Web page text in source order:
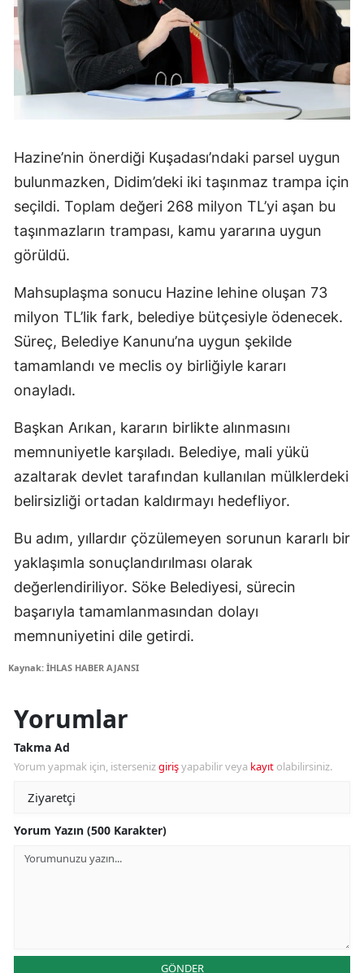
Hazine’nin önerdiği Kuşadası’ndaki parsel uygun
bulunmazken, Didim’deki iki taşınmaz trampa için
seçildi. Toplam değeri 268 milyon TL’yi aşan bu
taşınmazların trampası, kamu yararına uygun
görüldü.
Mahsuplaşma sonucu Hazine lehine oluşan 73
milyon TL’lik fark, belediye bütçesiyle ödenecek.
Süreç, Belediye Kanunu’na uygun şekilde
tamamlandı ve meclis oy birliğiyle kararı
onayladı.
Başkan Arıkan, kararın birlikte alınmasını
memnuniyetle karşıladı. Belediye, mali yükü
azaltarak devlet tarafından kullanılan mülklerdeki
belirsizliği ortadan kaldırmayı hedefliyor.
Bu adım, yıllardır çözülemeyen sorunun kararlı bir
yaklaşımla sonuçlandırılması olarak
değerlendiriliyor. Söke Belediyesi, sürecin
başarıyla tamamlanmasından dolayı
memnuniyetini dile getirdi.
Kaynak: İHLAS HABER AJANSI
Yorumlar
Takma Ad
Yorum yapmak için, istersenizgirişyapabilir veya kayıt olabilirsiniz.
Yorum Yazın (500 Karakter)
GÖNDER